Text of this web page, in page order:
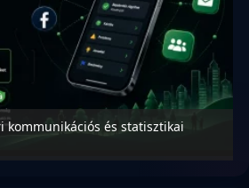
kommunikációs és statisztikai